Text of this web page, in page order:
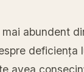
abundent
avea